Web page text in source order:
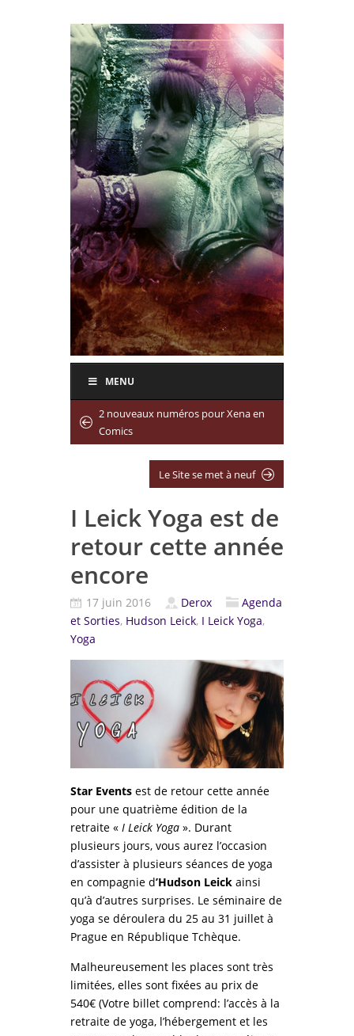
MENU
2 nouveaux numéros pour Xena en
Comics
Le Site se met à neuf
I Leick Yoga est de
retour cette année
encore
17 juin 2016 Derox
Agenda
et Sorties, Hudson Leick, I Leick Yoga,
Yoga
Star Events est de retour cette année
pour une quatrième édition de la
retraite « I Leick Yoga ». Durant
plusieurs jours, vous aurez l’occasion
d’assister à plusieurs séances de yoga
en compagnie d’Hudson Leick ainsi
qu’à d’autres surprises. Le séminaire de
yoga se déroulera du 25 au 31 juillet à
Prague en République Tchèque.
Malheureusement les places sont très
limitées, elles sont fixées au prix de
540€ (Votre billet comprend: l’accès à la
retraite de yoga, l’hébergement et les